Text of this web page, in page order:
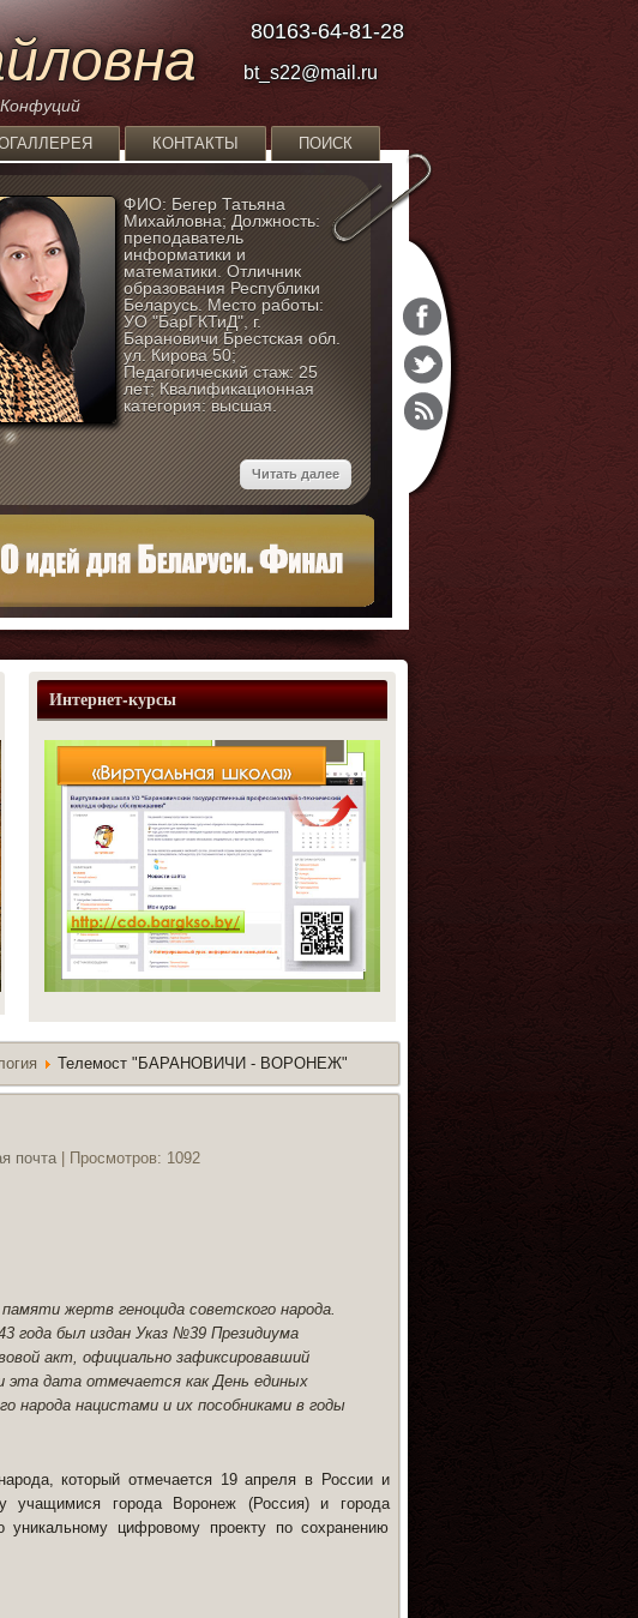
Читать далее
ФИО: Бегер Татьяна
Михайловна; Должность:
преподаватель
информатики и
математики. Отличник
образования Республики
Беларусь. Место работы:
УО "БарГКТиД", г.
Барановичи Брестская обл.
ул. Кирова 50;
Педагогический стаж: 25
лет; Квалификационная
категория: высшая.
80163-64-81-28
bt_s22@mail.ru
КОНТАКТЫ ПОИСК
Интернет-курсы
Телемост "БАРАНОВИЧИ - ВОРОНЕЖ"
почта | Просмотров: 1092
жертв геноцида советского народа.
года был издан Указ №39 Президиума
акт, официально зафиксировавший
эта дата отмечается как День единых
народа нацистами и их пособниками в годы
который отмечается 19 апреля в России и
учащимися города Воронеж (Россия) и города
уникальному цифровому проекту по сохранению